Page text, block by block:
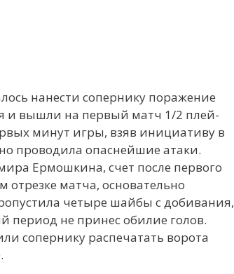
нанести сопернику поражение
и вышли на первый матч 1/2 плей-
минут игры, взяв инициативу в
проводила опаснейшие атаки.
Ермошкина, счет после первого
отрезке матча, основательно
четыре шайбы с добивания,
период не принес обилие голов.
сопернику распечатать ворота